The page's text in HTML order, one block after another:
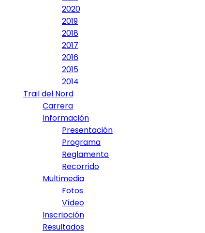
2020
2019
2018
2017
2016
2015
2014
Trail del Nord
Carrera
Información
Presentación
Programa
Reglamento
Recorrido
Multimedia
Fotos
Vídeo
Inscripción
Resultados